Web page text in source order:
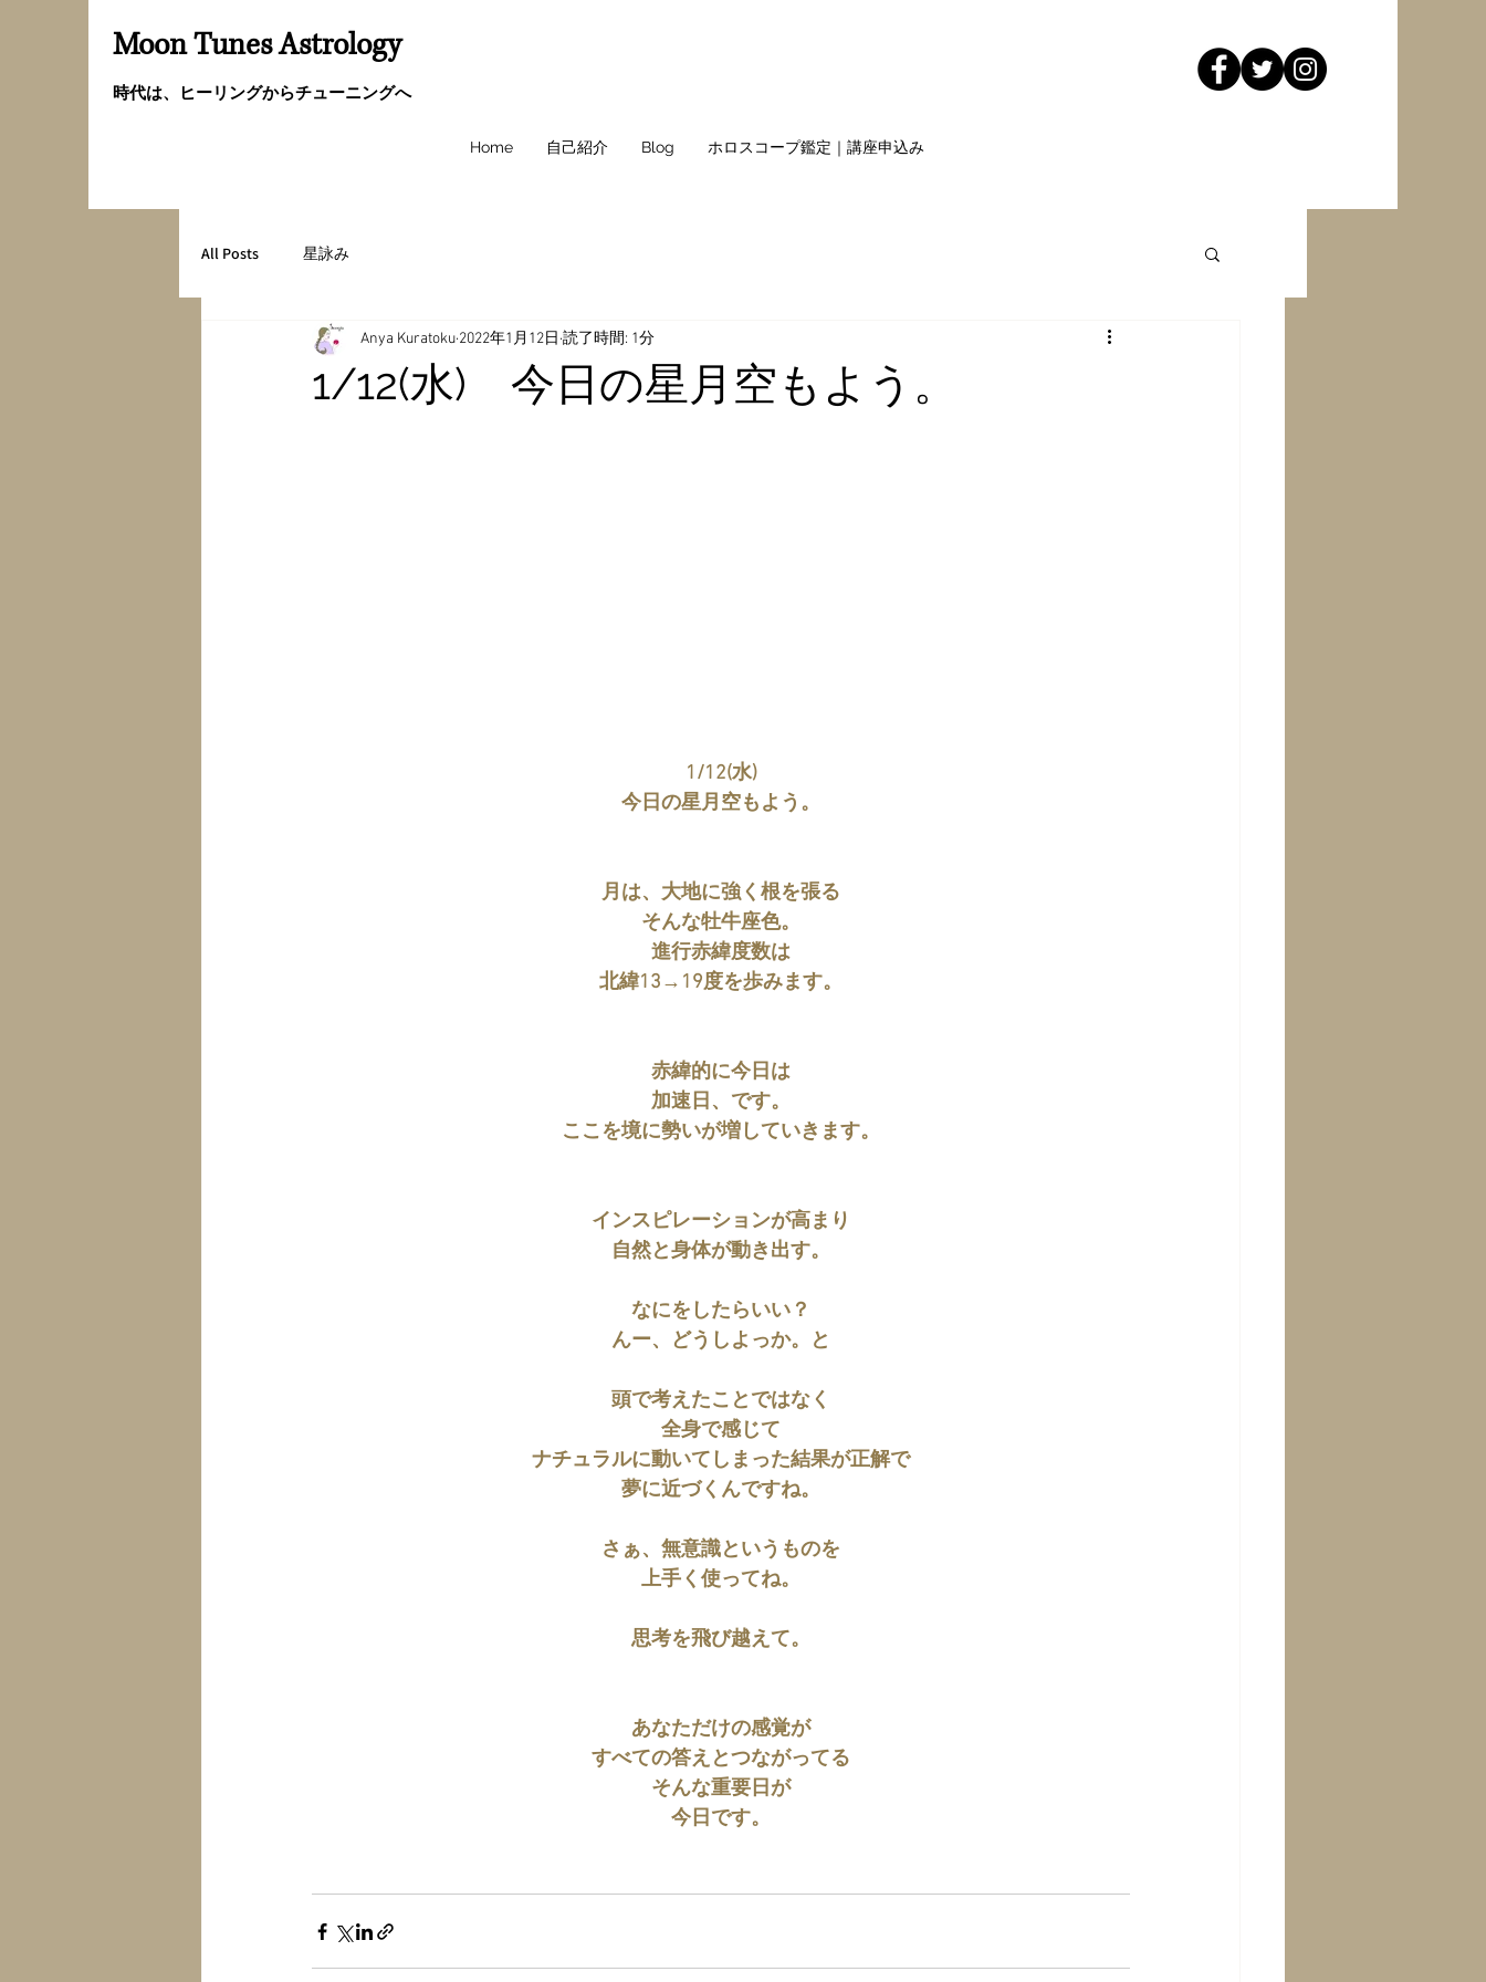
Moon Tunes Astrology
時代は、ヒーリングからチューニングへ
Home 自己紹介 Blog ホロスコープ鑑定｜講座申込み
All Posts 星詠み
1/12(水) 今日の星月空もよう。
Anya Kuratoku 2022年1月12日 読了時間: 1分
1/12(水)
今日の星月空もよう。
月は、大地に強く根を張る
そんな牡牛座色。
進行赤緯度数は
北緯13→19度を歩みます。
赤緯的に今日は
加速日、です。
ここを境に勢いが増していきます。
インスピレーションが高まり
自然と身体が動き出す。
なにをしたらいい？
んー、どうしよっか。と
頭で考えたことではなく
全身で感じて
ナチュラルに動いてしまった結果が正解で
夢に近づくんですね。
さぁ、無意識というものを
上手く使ってね。
思考を飛び越えて。
あなただけの感覚が
すべての答えとつながってる
そんな重要日が
今日です。